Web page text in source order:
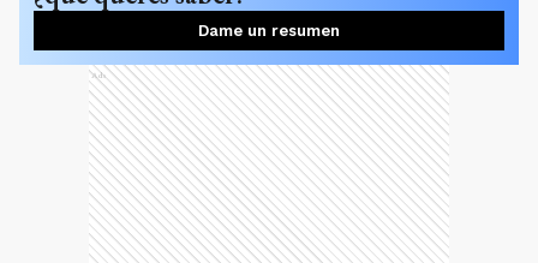
Dame un resumen
Ads